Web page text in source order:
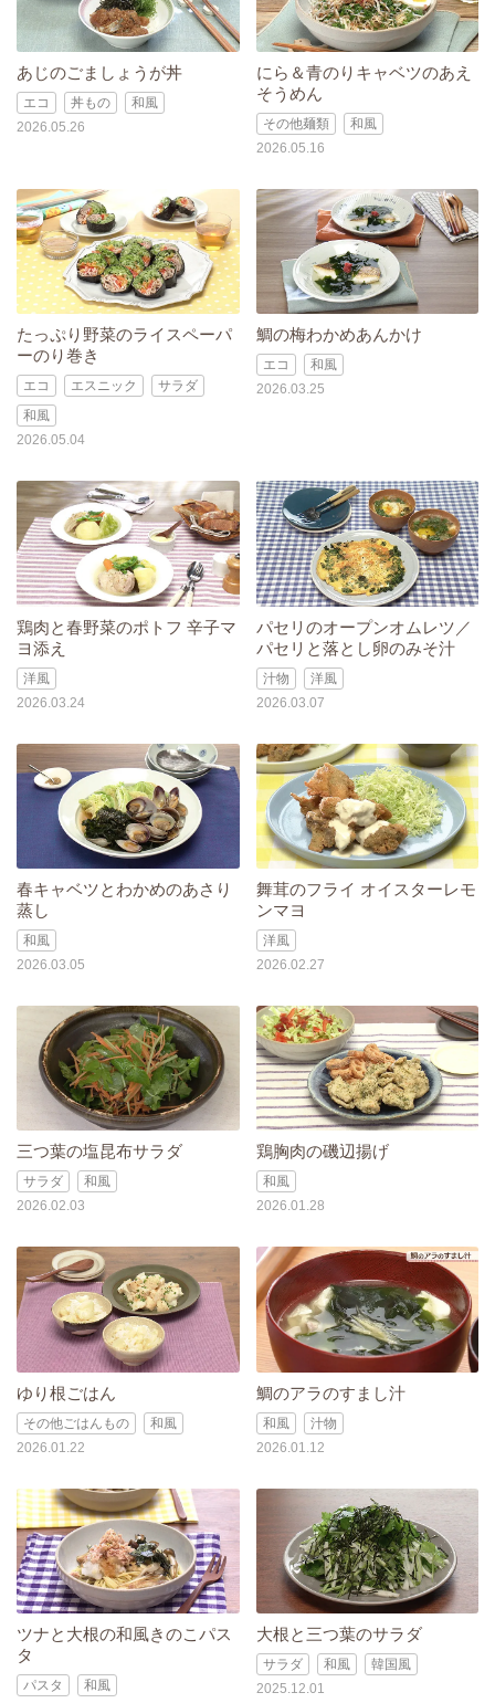
あじのごましょうが丼
エコ 丼もの
和風
2026.05.26
にら＆青のりキャベツのあえ
そうめん
その他麺類
和風
2026.05.16
たっぷり野菜のライスペーパ
ーのり巻き
エコ エスニック
サラダ
和風
2026.05.04
鯛の梅わかめあんかけ
エコ
和風
2026.03.25
鶏肉と春野菜のポトフ 辛子マ
ヨ添え
洋風
2026.03.24
パセリのオープンオムレツ／
パセリと落とし卵のみそ汁
汁物
洋風
2026.03.07
春キャベツとわかめのあさり
蒸し
和風
2026.03.05
舞茸のフライ オイスターレモ
ンマヨ
洋風
2026.02.27
三つ葉の塩昆布サラダ
サラダ
和風
2026.02.03
鶏胸肉の磯辺揚げ
和風
2026.01.28
ゆり根ごはん
その他ごはんもの
和風
2026.01.22
鯛のアラのすまし汁
和風
汁物
2026.01.12
ツナと大根の和風きのこパス
タ
パスタ
和風
大根と三つ葉のサラダ
サラダ 和風
韓国風
2025.12.01